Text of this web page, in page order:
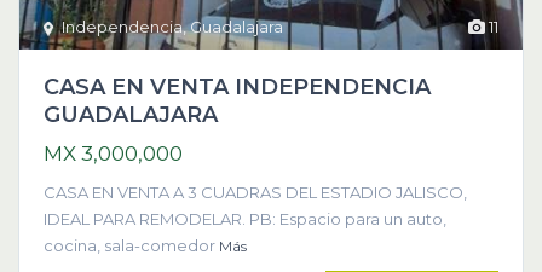
11
Independencia,Guadalajara
CASA EN VENTA INDEPENDENCIA
GUADALAJARA
MX 3,000,000
CASA EN VENTA A 3 CUADRAS DEL ESTADIO JALISCO,
IDEAL PARA REMODELAR. PB: Espacio para un auto,
cocina, sala-comedor Más